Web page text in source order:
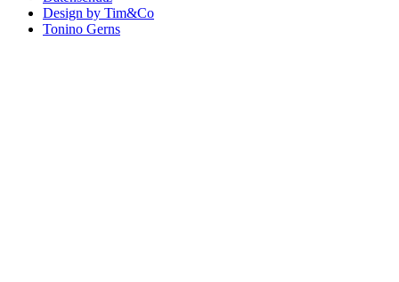
Design by Tim&Co
Tonino Gerns